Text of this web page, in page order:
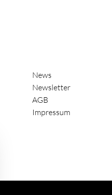
News
Newsletter
AGB
Impressum